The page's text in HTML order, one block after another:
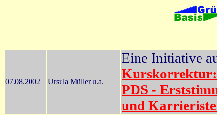
07.08.2002 Ursula Müller u.a.
Eine Initiative
PDS -
und